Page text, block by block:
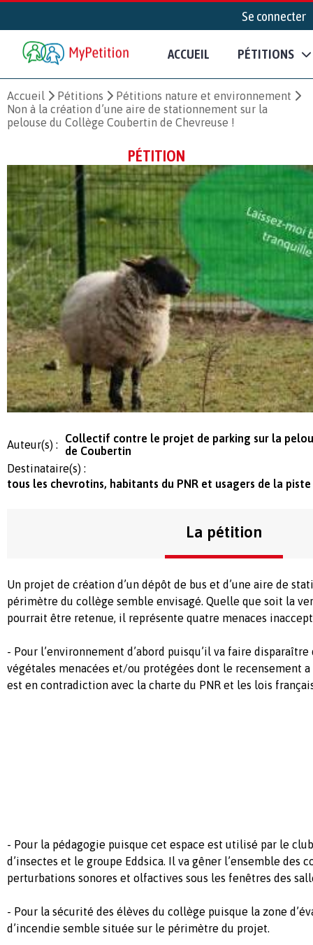
Se connecter
ACCUEIL PÉTITIONS
Accueil Pétitions
Pétitions nature et environnement
Non à la création d’une aire de stationnement sur la
pelouse du Collège Coubertin de Chevreuse !
PÉTITION
Auteur(s) :
Collectif contre le projet de parking sur la
de Coubertin
Destinataire(s) :
tous les chevrotins, habitants du PNR et usagers de la
La pétition
Un projet de création d’un dépôt de bus et d’une aire de
périmètre du collège semble envisagé. Quelle que soit la
pourrait être retenue, il représente quatre menaces
- Pour l’environnement d’abord puisqu’il va faire
végétales menacées et/ou protégées dont le recensement
est en contradiction avec la charte du PNR et les lois
- Pour la pédagogie puisque cet espace est utilisé par le
d’insectes et le groupe Eddsica. Il va gêner l’ensemble des
perturbations sonores et olfactives sous les fenêtres des
- Pour la sécurité des élèves du collège puisque la zone
d’incendie semble située sur le périmètre du projet.